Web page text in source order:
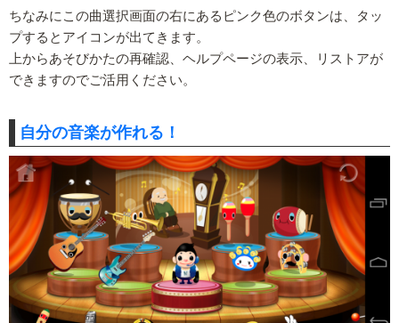
ちなみにこの曲選択画面の右にあるピンク色のボタンは、タッ
プするとアイコンが出てきます。
上からあそびかたの再確認、ヘルプページの表示、リストアが
できますのでご活用ください。
自分の音楽が作れる！